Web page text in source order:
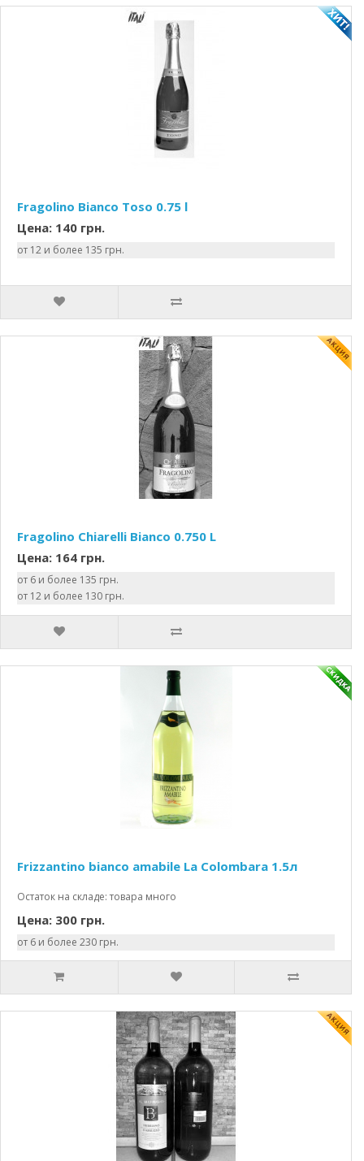
Fragolino Bianco Toso 0.75 l
Цена: 140 грн.
от 12 и более 135 грн.
Fragolino Chiarelli Bianco 0.750 L
Цена: 164 грн.
от 6 и более 135 грн.
от 12 и более 130 грн.
Frizzantino bianco amabile La Colombara 1.5л
Остаток на складе: товара много
Цена: 300 грн.
от 6 и более 230 грн.